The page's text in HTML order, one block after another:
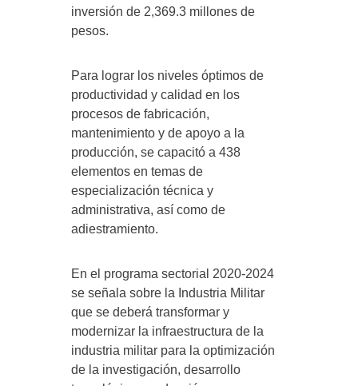
inversión de 2,369.3 millones de
pesos.
Para lograr los niveles óptimos de
productividad y calidad en los
procesos de fabricación,
mantenimiento y de apoyo a la
producción, se capacitó a 438
elementos en temas de
especialización técnica y
administrativa, así como de
adiestramiento.
En el programa sectorial 2020-2024
se señala sobre la Industria Militar
que se deberá transformar y
modernizar la infraestructura de la
industria militar para la optimización
de la investigación, desarrollo